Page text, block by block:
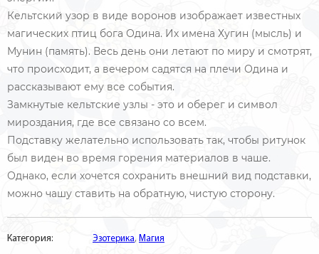
Кельтский узор в виде воронов изображает известных
магических птиц бога Одина. Их имена Хугин (мысль) и
Мунин (память). Весь день они летают по миру и смотрят,
что происходит, а вечером садятся на плечи Одина и
рассказывают ему все события.
Замкнутые кельтские узлы - это и оберег и символ
мироздания, где все связано со всем.
Подставку желательно использовать так, чтобы ритунок
был виден во время горения материалов в чаше.
Однако, если хочется сохранить внешний вид подставки,
можно чашу ставить на обратную, чистую сторону.
Категория: Эзотерика, Магия